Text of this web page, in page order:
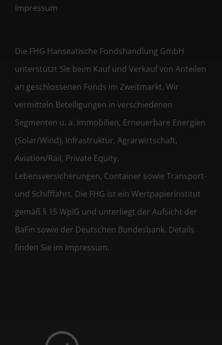
Impressum
Die FHG Hanseatische Fondshandlung GmbH
unterstützt Sie beim Kauf und Verkauf von Anteilen
an geschlossenen Fonds im Zweitmarkt. Wir
vermitteln Beteiligungen in verschiedenen
Segmenten u. a. Immobilien, Erneuerbare Energien
(Solar/Wind), Infrastruktur, Agrarwirtschaft,
Aviation/Rail, Private Equity,
Lebensversicherungen, Container sowie Transport-
und Schifffahrt. Die FHG ist ein Wertpapierinstitut
gemäß § 15 WpIG und unterliegt der Aufsicht der
BaFin sowie der Deutschen Bundesbank. Details
finden Sie im Impressum.